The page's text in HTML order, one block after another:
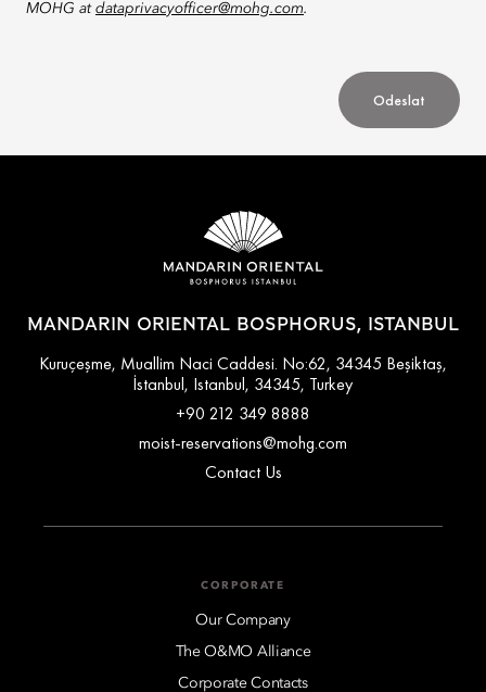
MOHG at dataprivacyofficer@mohg.com.
Odeslat
MANDARIN ORIENTAL BOSPHORUS, ISTANBUL
Kuruçeşme, Muallim Naci Caddesi. No:62, 34345 Beşiktaş,
İstanbul, Istanbul, 34345, Turkey
+90 212 349 8888
moist-reservations@mohg.com
Contact Us
CORPORATE
Our Company
The O&MO Alliance
Corporate Contacts